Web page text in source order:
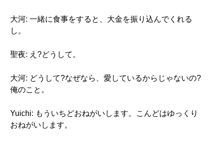
大河: 一緒に食事をすると、大金を振り込んでくれる
し。
聖夜: え?どうして。
大河: どうして?なぜなら、愛しているからじゃないの?
俺のこと。
Yuichi: もういちどおねがいします。こんどはゆっくり
おねがいします。